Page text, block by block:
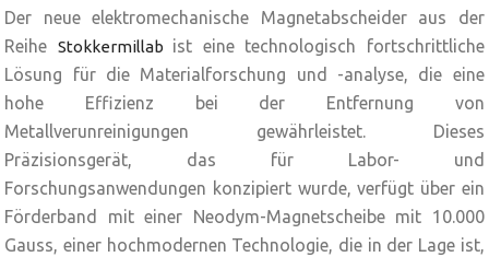
Der neue elektromechanische Magnetabscheider aus der
Reihe Stokkermillab ist eine technologisch fortschrittliche
Lösung für die Materialforschung und -analyse, die eine
hohe Effizienz bei der Entfernung von
Metallverunreinigungen gewährleistet. Dieses
Präzisionsgerät, das für Labor- und
Forschungsanwendungen konzipiert wurde, verfügt über ein
Förderband mit einer Neodym-Magnetscheibe mit 10.000
Gauss, einer hochmodernen Technologie, die in der Lage ist,